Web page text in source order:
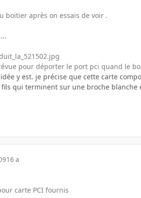
boitier après on essais de voir .
pour déporter le port pci quand le
y est. je précise que cette carte
qui terminent sur une broche blanche
16 a
carte PCI fournis